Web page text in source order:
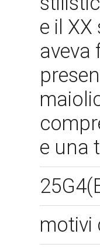
e il
aveva
e una
motivi